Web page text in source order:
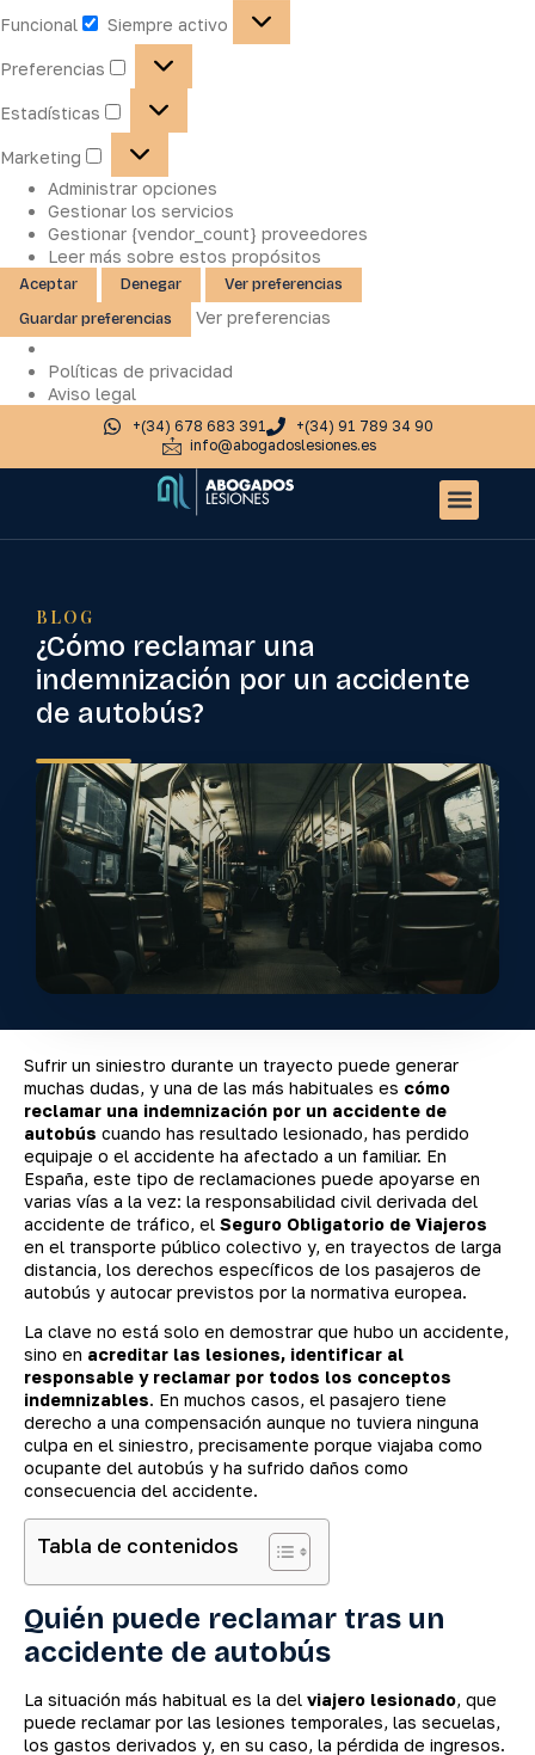
Funcional
Siempre activo
Preferencias
Estadísticas
Marketing
Administrar opciones
Gestionar los servicios
Gestionar {vendor_count} proveedores
Leer más sobre estos propósitos
Aceptar Denegar
Ver preferencias
Guardar preferencias
Ver preferencias
Políticas de privacidad
Aviso legal
+(34) 678 683 391
+(34) 91 789 34 90
info@abogadoslesiones.es
BLOG
¿Cómo reclamar una
indemnización por un accidente
de autobús?
Sufrir un siniestro durante un trayecto puede generar
muchas dudas, y una de las más habituales es cómo
reclamar una indemnización por un accidente de
autobús cuando has resultado lesionado, has perdido
equipaje o el accidente ha afectado a un familiar. En
España, este tipo de reclamaciones puede apoyarse en
varias vías a la vez: la responsabilidad civil derivada del
accidente de tráfico, el Seguro Obligatorio de Viajeros
en el transporte público colectivo y, en trayectos de larga
distancia, los derechos específicos de los pasajeros de
autobús y autocar previstos por la normativa europea.
La clave no está solo en demostrar que hubo un accidente,
sino en acreditar las lesiones, identificar al
responsable y reclamar por todos los conceptos
indemnizables. En muchos casos, el pasajero tiene
derecho a una compensación aunque no tuviera ninguna
culpa en el siniestro, precisamente porque viajaba como
ocupante del autobús y ha sufrido daños como
consecuencia del accidente.
Tabla de contenidos
Quién puede reclamar tras un
accidente de autobús
La situación más habitual es la del viajero lesionado, que
puede reclamar por las lesiones temporales, las secuelas,
los gastos derivados y, en su caso, la pérdida de ingresos.